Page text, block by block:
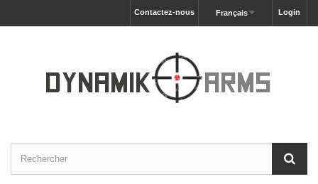
Login
Français
Contactez-nous